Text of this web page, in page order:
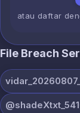
atau daftar
File Breach